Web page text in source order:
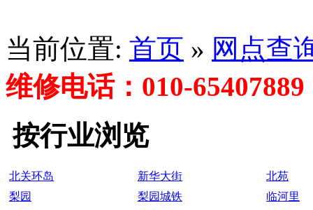
当前位置: 首页 » 网点查
维修电话：010-65407889
按行业浏览
北关环岛 新华大街
北苑
梨园
梨园城铁
临河里